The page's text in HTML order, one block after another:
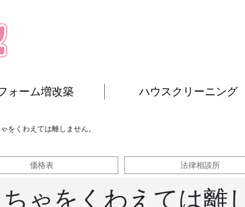
ォーム増改築 ハウスクリーニング
をくわえては離しません。
価格表 法律相談所
ゃをくわえては離